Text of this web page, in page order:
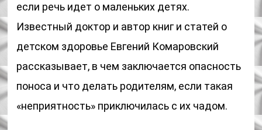
если речь идет о маленьких детях.
Известный доктор и автор книг и статей о
детском здоровье Евгений Комаровский
рассказывает, в чем заключается опасность
поноса и что делать родителям, если такая
«неприятность» приключилась с их чадом.